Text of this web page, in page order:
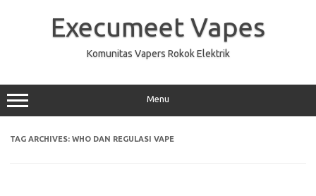
Execumeet Vapes
Komunitas Vapers Rokok Elektrik
Menu
TAG ARCHIVES: WHO DAN REGULASI VAPE